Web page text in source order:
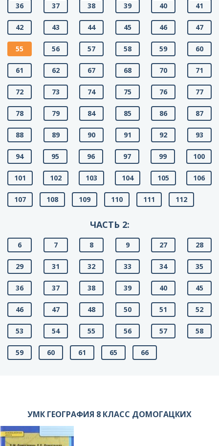
36 37 38 39 40 41
42 43 44 45 46 47
55 56 57 58 59 60
61 62 67 68 70 71
72 73 74 75 76 77
78 79 84 85 86 87
88 89 90 91 92 93
94 95 96 97 99 100
101 102 103 104 105 106
107 108 109 110 111 112
ЧАСТЬ 2:
6 7 8 9 27 28
29 31 32 33 34 35
36 37 38 39 40 45
46 47 48 50 51 52
53 54 55 56 57 58
59 60 61 65 66
УМК ГЕОГРАФИЯ 8 КЛАСС ДОМОГАЦКИХ